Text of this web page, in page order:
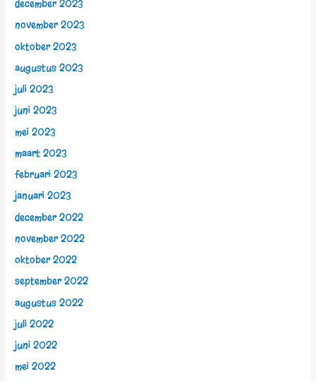
december 2023
november 2023
oktober 2023
augustus 2023
juli 2023
juni 2023
mei 2023
maart 2023
februari 2023
januari 2023
december 2022
november 2022
oktober 2022
september 2022
augustus 2022
juli 2022
juni 2022
mei 2022